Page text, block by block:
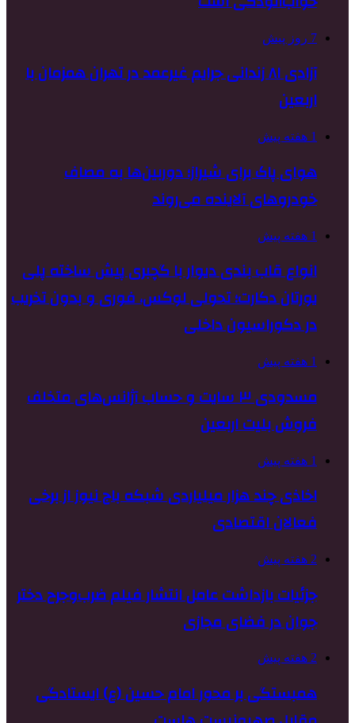
7 روز پیش
آزادی ۸۱ زندانی جرایم غیرعمد در تهران همزمان با
اربعین
1 هفته پیش
هوای پاک برای شیراز؛ دوربین‌ها به مصاف
خودروهای آلاینده می‌روند
1 هفته پیش
انواع قاب بندی دیوار با گچبری پیش ساخته پلی
یورتان دکارت؛ تحولی لوکس، فوری و بدون تخریب
در دکوراسیون داخلی
1 هفته پیش
مسدودی ۳ سایت و حساب آژانس‌های متخلف
فروش بلیت اربعین
1 هفته پیش
اخاذی چند هزار میلیاردی شبکه باج نیوز از برخی
فعالان اقتصادی
2 هفته پیش
جزئیات بازداشت عامل انتشار فیلم ضرب‌وجرح دختر
جوان در فضای مجازی
2 هفته پیش
همبستگی بر محور امام حسین (ع) ایستادگی